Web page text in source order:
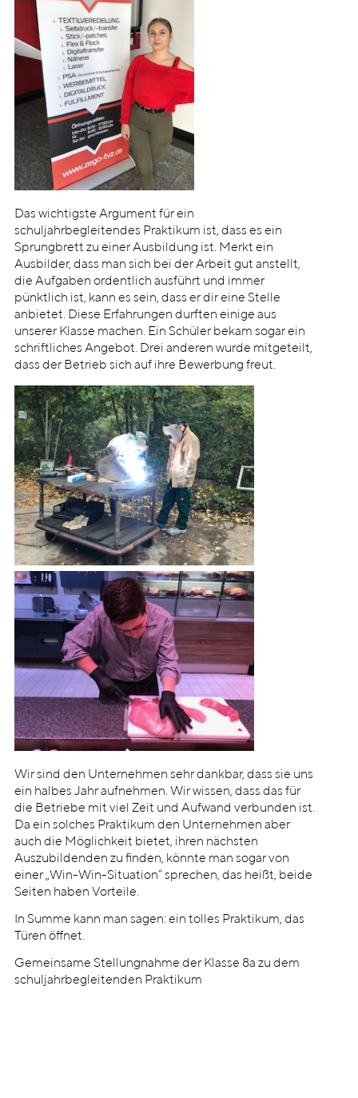
Das wichtigste Argument für ein
schuljahrbegleitendes Praktikum ist, dass es ein
Sprungbrett zu einer Ausbildung ist. Merkt ein
Ausbilder, dass man sich bei der Arbeit gut anstellt,
die Aufgaben ordentlich ausführt und immer
pünktlich ist, kann es sein, dass er dir eine Stelle
anbietet. Diese Erfahrungen durften einige aus
unserer Klasse machen. Ein Schüler bekam sogar ein
schriftliches Angebot. Drei anderen wurde mitgeteilt,
dass der Betrieb sich auf ihre Bewerbung freut.
Wir sind den Unternehmen sehr dankbar, dass sie uns
ein halbes Jahr aufnehmen. Wir wissen, dass das für
die Betriebe mit viel Zeit und Aufwand verbunden ist.
Da ein solches Praktikum den Unternehmen aber
auch die Möglichkeit bietet, ihren nächsten
Auszubildenden zu finden, könnte man sogar von
einer „Win-Win-Situation“ sprechen, das heißt, beide
Seiten haben Vorteile.
In Summe kann man sagen: ein tolles Praktikum, das
Türen öffnet.
Gemeinsame Stellungnahme der Klasse 8a zu dem
schuljahrbegleitenden Praktikum